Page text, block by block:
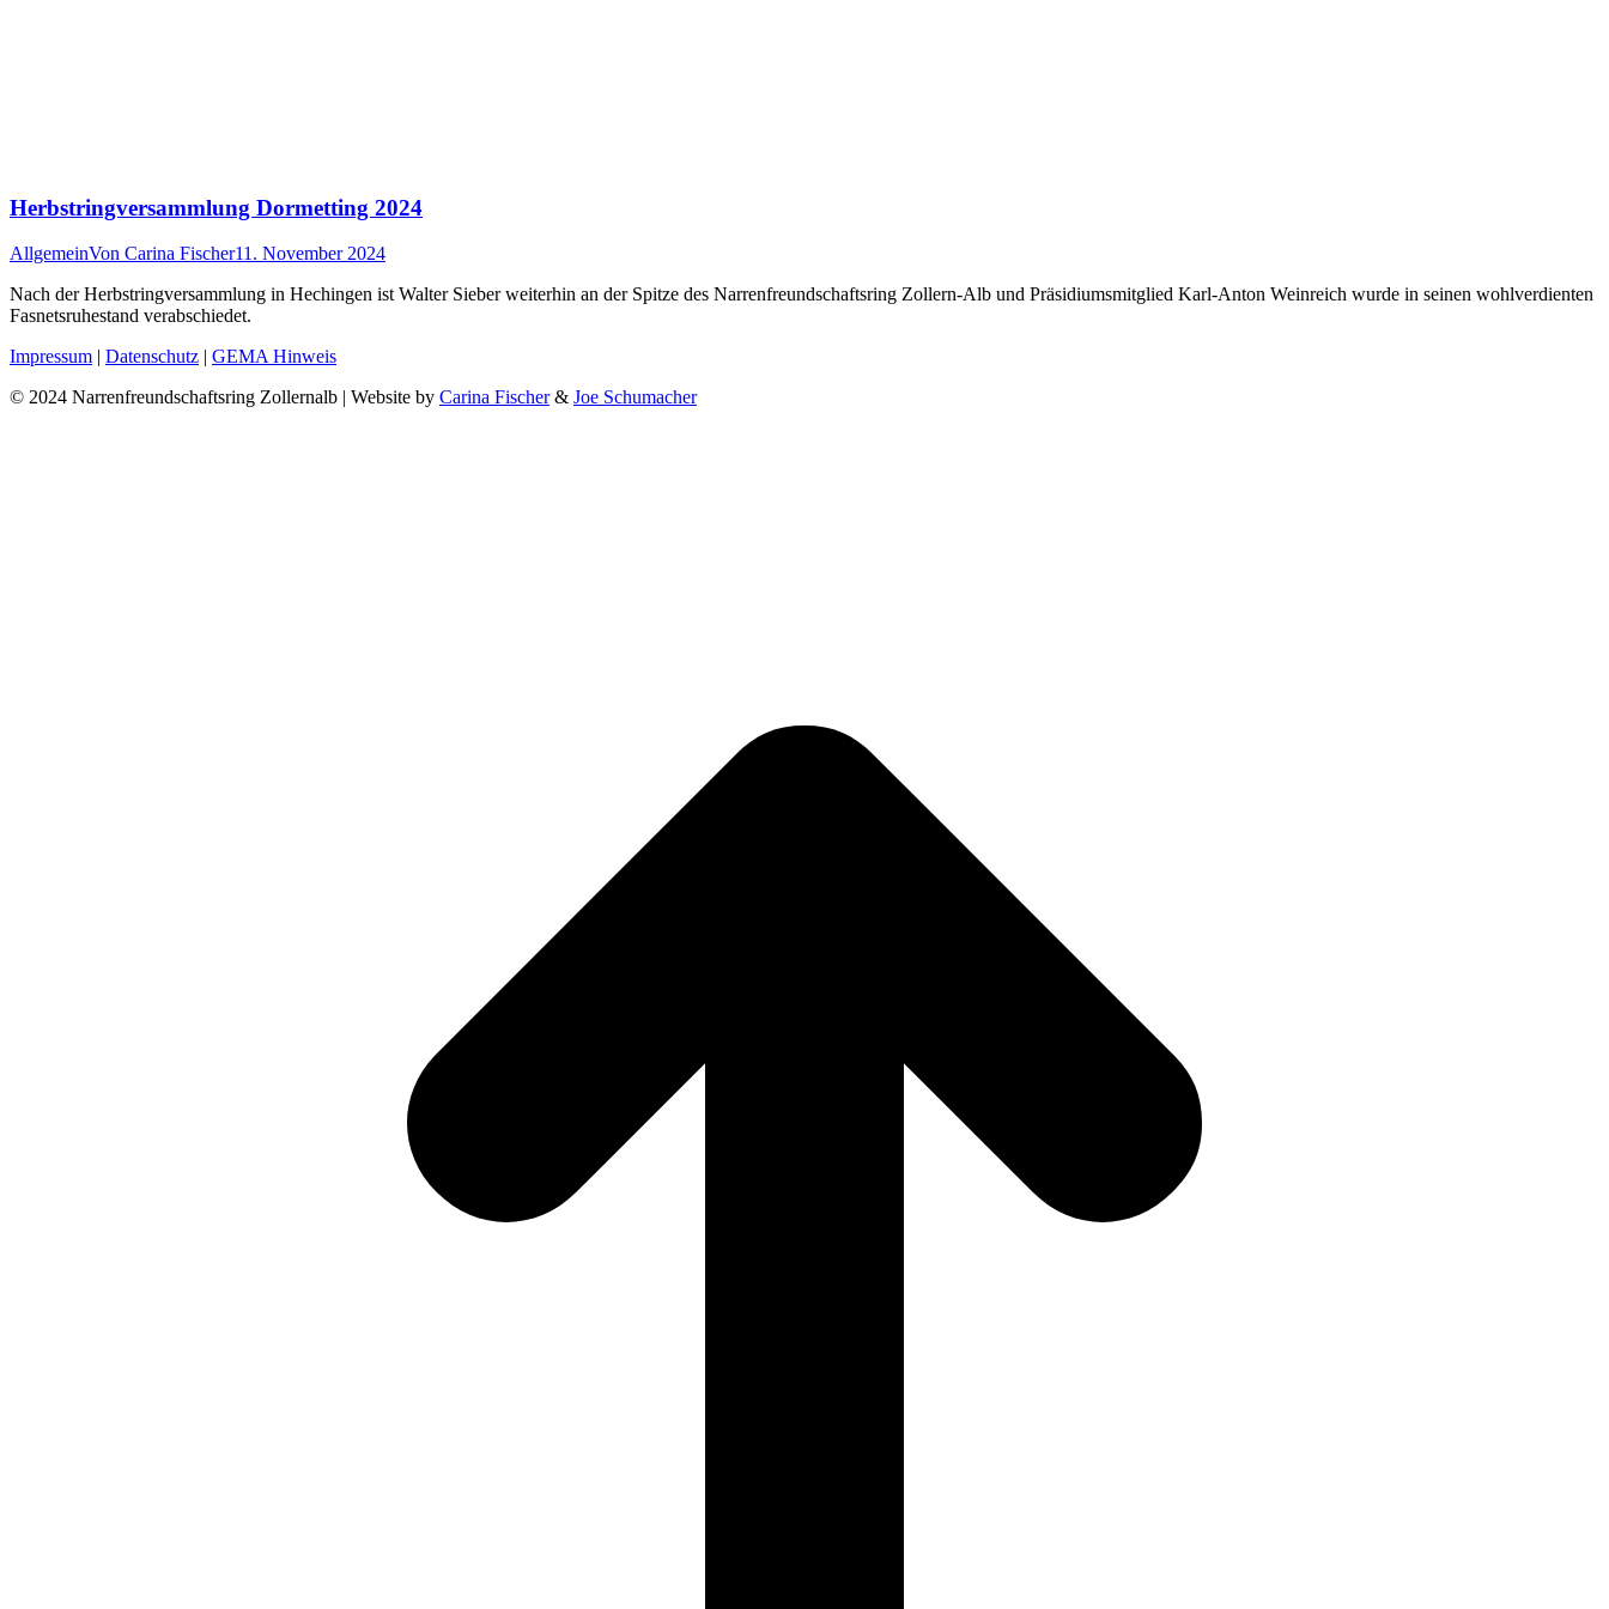
Herbstringversammlung Dormetting 2024
AllgemeinVon Carina Fischer11. November 2024
Nach der Herbstringversammlung in Hechingen ist Walter Sieber weiterhin an der Spitze des Narrenfreundschaftsring Zollern-Alb und Präsidiumsmitglied Karl-Anton Weinreich wurde in seinen wohlverdienten
Fasnetsruhestand verabschiedet.
Impressum | Datenschutz | GEMA Hinweis
© 2024 Narrenfreundschaftsring Zollernalb | Website by Carina Fischer& Joe Schumacher